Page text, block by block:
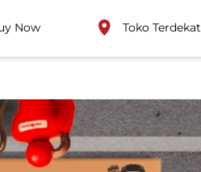
Now Toko Terdekat